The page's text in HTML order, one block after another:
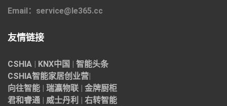
Email：service@le365.cc
友情链接
CSHIA KNX中国
智能头条
CSHIA智能家居创业营
向往智能
瑞瀛物联
金牌厨柜
君和睿通
威士丹利
右转智能